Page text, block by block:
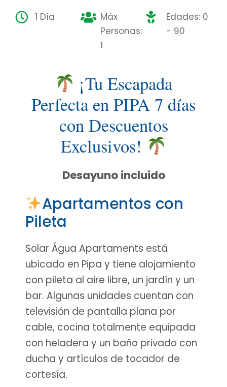
1 Día
Máx
Personas:
1
Edades: 0
- 90
¡Tu Escapada
Perfecta en PIPA 7 días
con Descuentos
Exclusivos!
Desayuno incluido
Apartamentos con
Pileta
Solar Água Apartaments está
ubicado en Pipa y tiene alojamiento
con pileta al aire libre, un jardín y un
bar. Algunas unidades cuentan con
televisión de pantalla plana por
cable, cocina totalmente equipada
con heladera y un baño privado con
ducha y artículos de tocador de
cortesía.